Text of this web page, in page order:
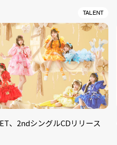
TALENT
、2ndシングルCDリリース